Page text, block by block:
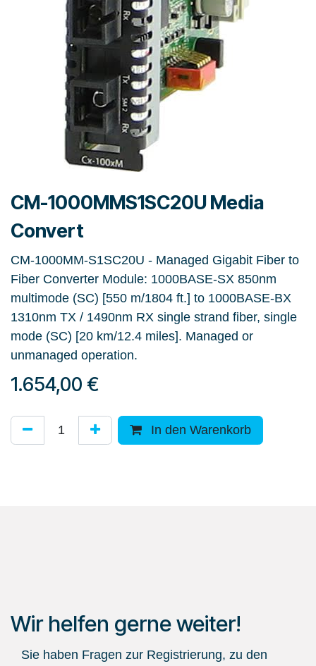
CM-1000MMS1SC20U Media
Convert
CM-1000MM-S1SC20U - Managed Gigabit Fiber to
Fiber Converter Module: 1000BASE-SX 850nm
multimode (SC) [550 m/1804 ft.] to 1000BASE-BX
1310nm TX / 1490nm RX single strand fiber, single
mode (SC) [20 km/12.4 miles]. Managed or
unmanaged operation.
1.654,00 €
In den Warenkorb
Wir helfen gerne weiter!
Sie haben Fragen zur Registrierung, zu den